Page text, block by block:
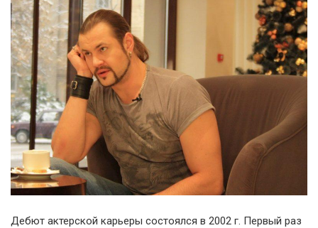
Дебют актерской карьеры состоялся в 2002 г. Первый раз